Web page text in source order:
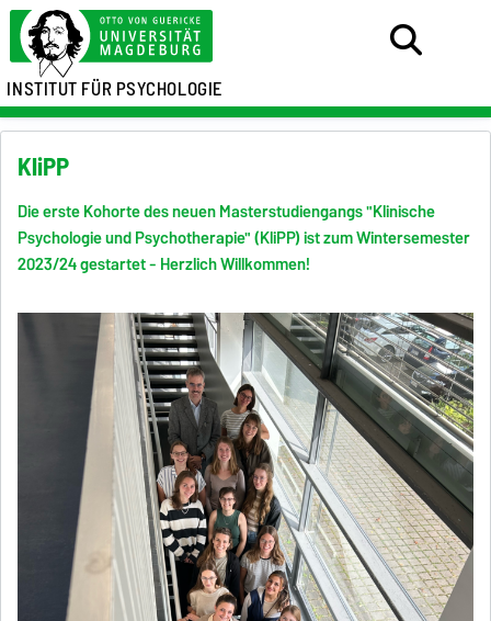
INSTITUT FÜR PSYCHOLOGIE
KliPP
Die erste Kohorte des neuen Masterstudiengangs "Klinische
Psychologie und Psychotherapie" (KliPP) ist zum Wintersemester
2023/24 gestartet - Herzlich Willkommen!